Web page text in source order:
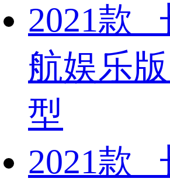
2021款
航娱乐
型
2021款